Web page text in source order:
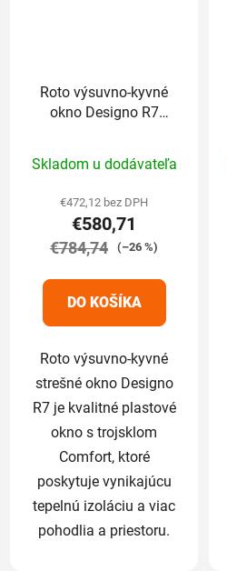
Roto výsuvno-kyvné
okno Designo R7
hodnotenie
produktu
je
5,0
5
hviezdičiek.
Skladom u dodávateľa
€472,12 bez DPH
€580,71
€784,74 (–26 %)
DO KOŠÍKA
Roto výsuvno-kyvné
strešné okno Designo
R7 je kvalitné plastové
okno s trojsklom
Comfort, ktoré
poskytuje vynikajúcu
tepelnú izoláciu a viac
pohodlia a priestoru.